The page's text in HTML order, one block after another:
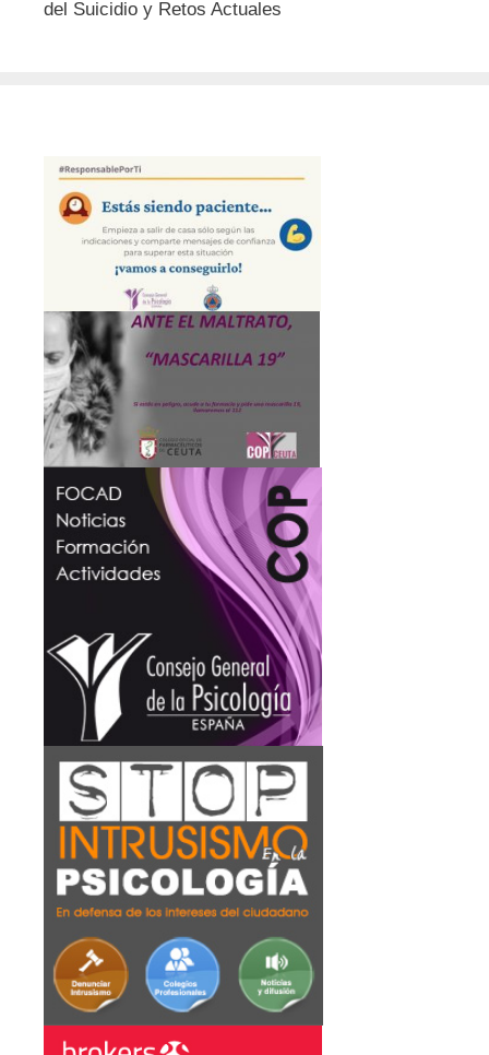
del Suicidio y Retos Actuales